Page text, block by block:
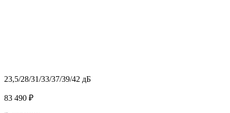
23,5/28/31/33/37/39/42 дБ
83 490 ₽